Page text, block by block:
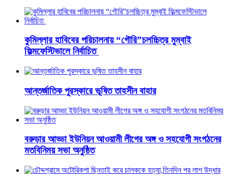
কুমিল্লার হাবিবের পরিচালনায় “গৌরি”চলচ্চিত্র মুম্বাই
ফিল্মফেস্টিভালে নির্বাচিত
আন্তর্জাতিক পুরস্কারে ভূষিত তাহসীন বাহার
বরুড়ার আড্ডা ইউনিয়ন আওয়ামী লীগের অঙ্গ ও সহযোগী সংগঠনের
মতবিনিময় সভা অনুষ্ঠিত